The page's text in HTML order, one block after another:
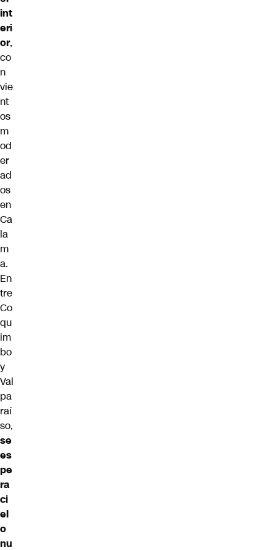
int
eri
or,
co
n
vie
nt
os
m
od
er
ad
os
en
Ca
la
m
a.
En
tre
Co
qu
im
bo
y
Val
pa
raí
so,
se
es
pe
ra
ci
el
o
nu